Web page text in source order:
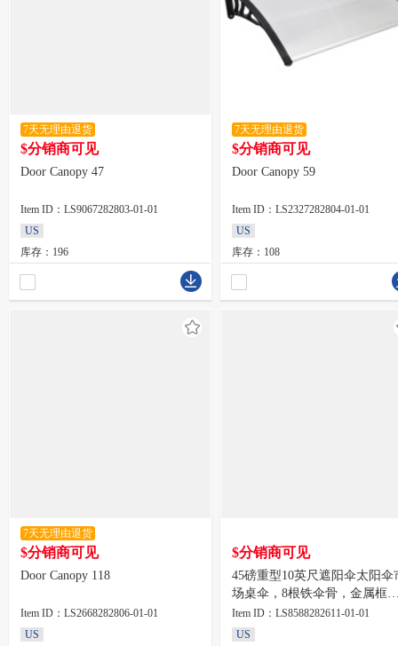
7天无理由退货
$分销商可见
Door Canopy 47
Item ID：LS9067282803-01-01
US
库存：196
7天无理由退货
$分销商可见
Door Canopy 59
Item ID：LS2327282804-01-01
US
库存：108
7天无理由退货
$分销商可见
Door Canopy 118
Item ID：LS2668282806-01-01
US
$分销商可见
45磅重型10英尺遮阳伞太阳伞
场桌伞，8根铁伞骨，金属框
不带底座，240gsm涤纶布
Item ID：LS8588282611-01-01
US